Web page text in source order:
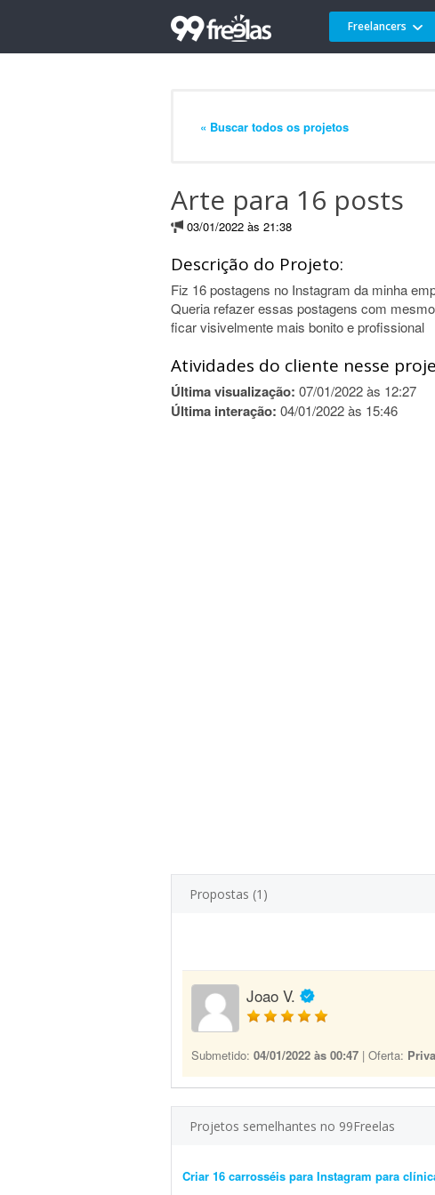
Freelancers
« Buscar todos os projetos
Arte para 16 posts
03/01/2022 às 21:38
Descrição do Projeto:
Fiz 16 postagens no Instagram da minha
Queria refazer essas postagens com
ficar visivelmente mais bonito e profissional
Atividades do cliente nesse
Última visualização: 07/01/2022 às 12:27
Última interação: 04/01/2022 às 15:46
Propostas (1)
Joao V.
Submetido: 04/01/2022 às 00:47 | Oferta:
Projetos semelhantes no 99Freelas
Criar 16 carrosséis para Instagram para